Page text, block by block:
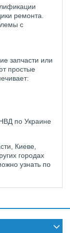
ремонта.
с
запчасти или
простые
по Украине
Киеве,
городах
узнать по